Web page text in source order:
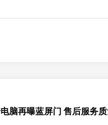
脑再曝蓝屏门 售后服务